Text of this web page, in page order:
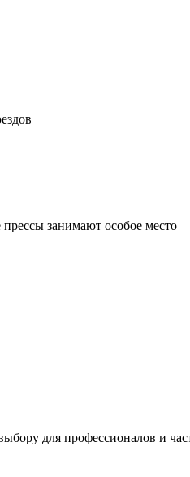
занимают особое место
для профессионалов и